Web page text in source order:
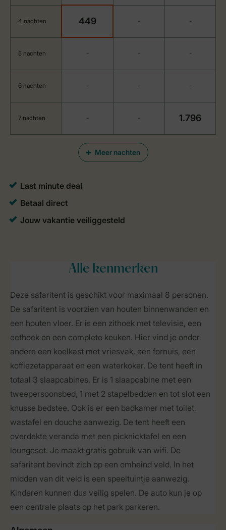
Meer nachten
4 nachten 449 - -
5 nachten - - -
6 nachten - - -
7 nachten - - 1.796
Alle kenmerken
Deze safaritent is geschikt voor maximaal 8 personen.
De safaritent is voorzien van houten binnenwanden en
een houten vloer. Er is een zithoek met televisie, een
eethoek en een complete keuken. Hier vind je onder
andere een koelkast met vriesvak, een fornuis, een
koffiezetapparaat en een waterkoker. De tent heeft in
totaal 3 slaapcabines. Er is 1 slaapcabine met een
tweepersoonsbed, 1 met 2 stapelbedden en tot slot een
knusse bedstee. Ook is er een badkamer met toilet,
wastafel en douche aanwezig. De tent heeft een
overdekte veranda met een picknicktafel en een
loungeset. Je maakt gratis gebruik van wifi. De
safaritent bevindt zich op een omheind veld. In het
midden van dit veld is een speeltuintje aanwezig.
Kinderen kunnen dus veilig spelen. De auto kun je op
een centrale plaats op het park parkeren.